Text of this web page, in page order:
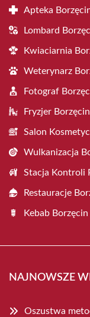
Apteka
Lombard
Kwiaciarnia
Weterynarz
Fotograf
Fryzjer Borzęcin
Salon
Wulkanizacja
Stacja Kontroli
Restauracje
Kebab Borzęcin
NAJNOWSZE
Oszustwa